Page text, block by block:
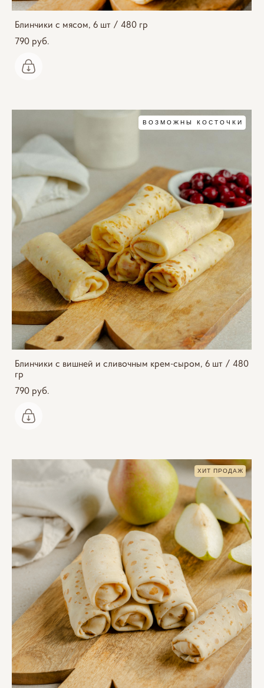
Блинчики с мясом, 6 шт / 480 гр
790 pуб.
ВОЗМОЖНЫ КОСТОЧКИ
Блинчики с вишней и сливочным крем-сыром, 6 шт / 480
гр
790 pуб.
ХИТ ПРОДАЖ